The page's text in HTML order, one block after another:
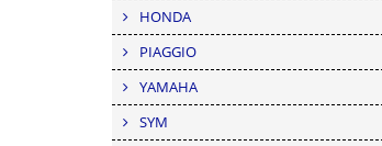
HONDA
PIAGGIO
YAMAHA
SYM